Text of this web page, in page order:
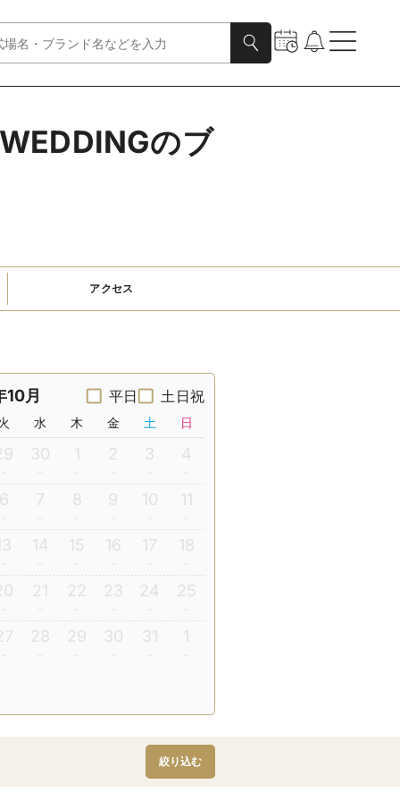
のブ
アクセス
月 平日 土日祝
水 木 金 土 日
30 1 2 3 4
7 8 9 10 11
14 15 16 17 18
21 22 23 24 25
28 29 30 31 1
絞り込む